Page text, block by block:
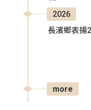
2026
長濱鄉表揚
more